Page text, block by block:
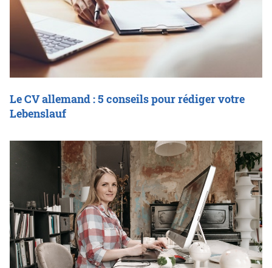
Le CV allemand : 5 conseils pour rédiger votre
Lebenslauf